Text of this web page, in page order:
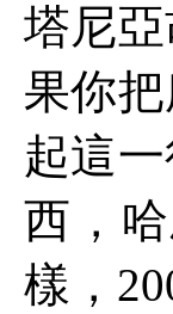
塔尼
果你
起這
西，
樣，